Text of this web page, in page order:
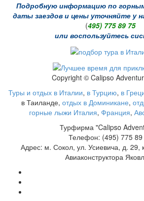
Подробную информацию по
даты заездов и цены уточняйте у
(495) 775 89 75
или воспользуйтесь
Copyright © Calipso
Туры и отдых в Италии, в Турцию, в
в Таиланде, отдых в Доминикане,
горные лыжи Италия, Франция,
Турфирма "Calipso
Телефон: (495) 775 89
Адрес: м. Сокол, ул. Усиевича, д. 29,
Авиаконструктора